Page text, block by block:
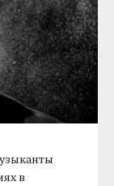
в